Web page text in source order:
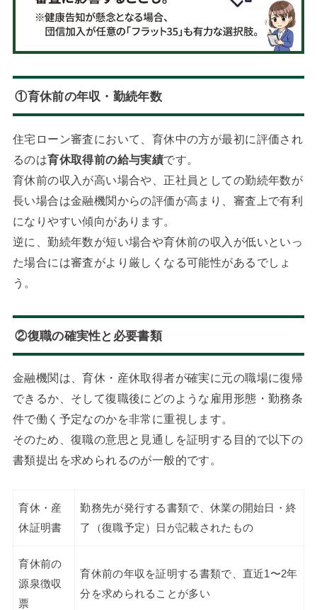
①育休前の年収・勤続年数
住宅ローン審査において、育休中の方が最初に評価され
るのは育休取得前の給与実績です。
育休前の収入が高い場合や、正社員としての勤続年数が
長い場合は金融機関からの評価が高まり、審査上で有利
になりやすい傾向があります。
逆に、勤続年数が短い場合や育休前の収入が低いといっ
た場合には審査がより厳しくなる可能性があるでしょ
う。
②復職の確実性と必要書類
金融機関は、育休・産休取得者が確実に元の職場に復帰
できるか、そして復職後にどのような雇用形態・勤務条
件で働く予定なのかを非常に重視します。
そのため、復職の意思と見通しを証明する目的で以下の
書類提出を求められるのが一般的です。
育休・産
休証明書
勤務先が発行する書類で、休業の開始日・終
了（復職予定）日が記載されたもの
育休前の
源泉徴収
票
育休前の年収を証明する書類で、直近1〜2年
分を求められることが多い